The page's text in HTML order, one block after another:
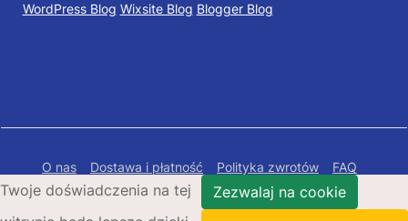
WordPress Blog Wixsite Blog Blogger Blog
O nas Dostawa i płatność Polityka zwrotów
FAQ
Polityka prywatności
Mapa Strony
Twoje doświadczenia na tej
Zezwalaj na cookie